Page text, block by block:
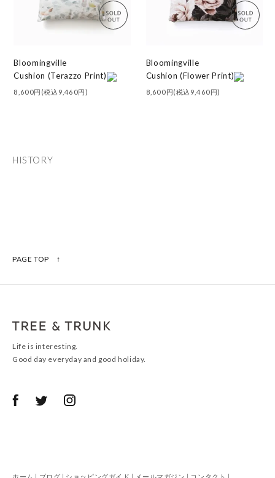
Bloomingville
Cushion (Terazzo Print)
8,600円(税込9,460円)
Bloomingville
Cushion (Flower Print)
8,600円(税込9,460円)
HISTORY
PAGE TOP ↑
Life is interesting.
Good day everyday and good holiday.